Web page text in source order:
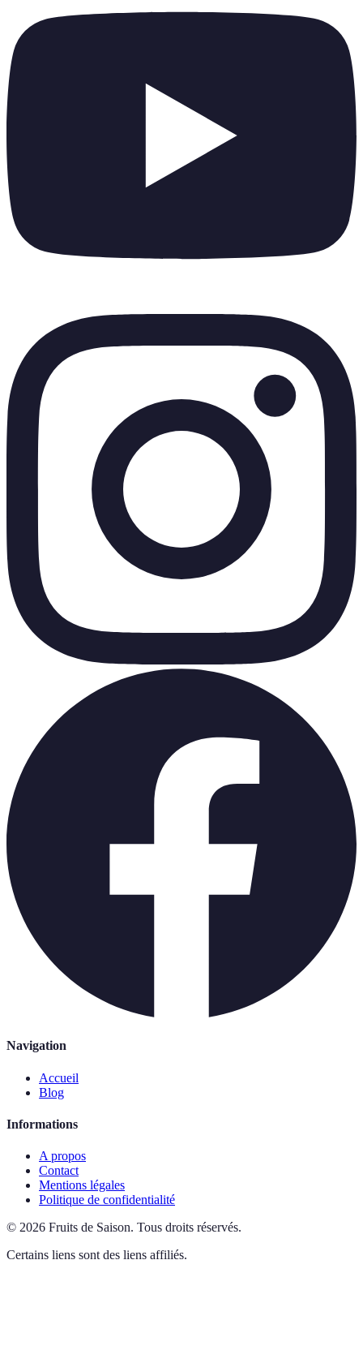
Navigation
Accueil
Blog
Informations
A propos
Contact
Mentions légales
Politique de confidentialité
© 2026 Fruits de Saison. Tous droits réservés.
Certains liens sont des liens affiliés.